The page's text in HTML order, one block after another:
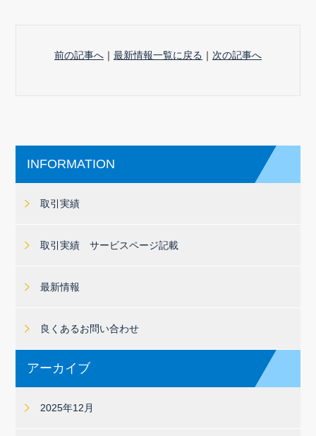
前の記事へ ｜ 最新情報一覧に戻る ｜ 次の記事へ
INFORMATION
取引実績
取引実績 サービスページ記載
最新情報
良くあるお問い合わせ
アーカイブ
2025年12月